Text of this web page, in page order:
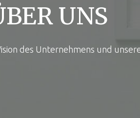
UNS
des Unternehmens und